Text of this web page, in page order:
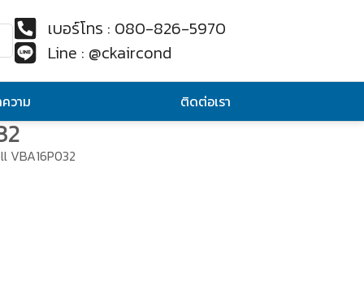
เบอร์โทร : 080-826-5970
Line : @ckaircond
วาม ติดต่อเรา
VBA16P032